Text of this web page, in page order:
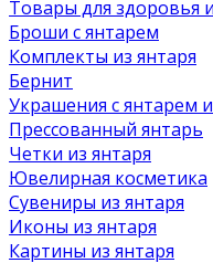
Товары для здоровья
Броши с янтарем
Комплекты из янтаря
Бернит
Украшения с янтарем
Прессованный янтарь
Четки из янтаря
Ювелирная косметика
Сувениры из янтаря
Иконы из янтаря
Картины из янтаря